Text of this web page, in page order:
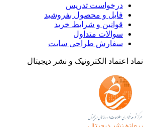
درخواست تدریس
فایل و محصول بفروشید
قوانین و شرایط خرید
سوالات متداول
سفارش طراحی سایت
اعتماد الکترونیک و نشر دیجیتال